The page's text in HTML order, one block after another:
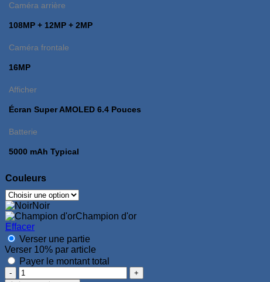
Caméra arrière
108MP + 12MP + 2MP
Caméra frontale
16MP
Afficher
Écran Super AMOLED 6.4 Pouces
Batterie
5000 mAh Typical
Couleurs
Noir
Champion d'or
Effacer
Verser une partie
Verser 10% par article
Payer le montant total
quantité